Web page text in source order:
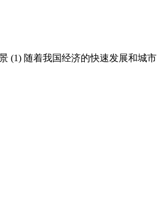
(1) 随着我国经济的快速发展和城市